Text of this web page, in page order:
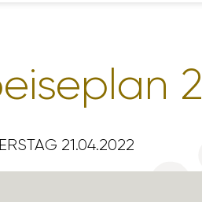
21.04.2022